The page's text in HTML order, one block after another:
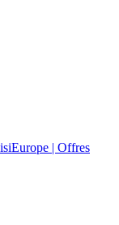
| Offres